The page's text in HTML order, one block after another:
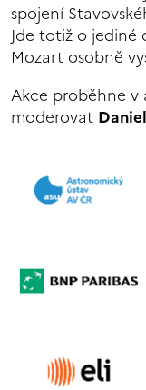
spojení
Jde totiž o jediné
Mozart osobně
Akce proběhne v
moderovat